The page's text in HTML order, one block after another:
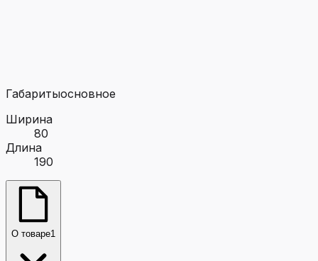
Габаритыосновное
Ширина
80
Длина
190
О товаре1